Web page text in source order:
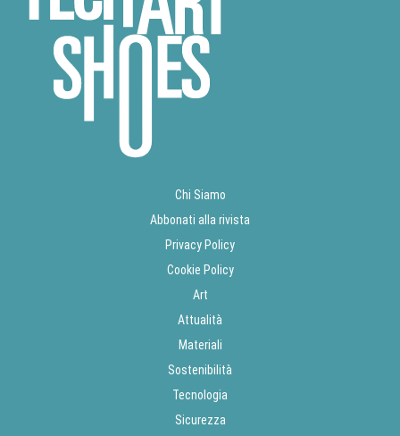
Chi Siamo
Abbonati alla rivista
Privacy Policy
Cookie Policy
Art
Attualità
Materiali
Sostenibilità
Tecnologia
Sicurezza